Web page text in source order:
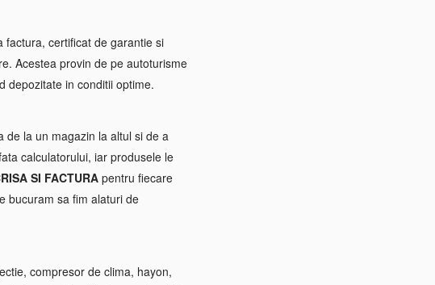
factura, certificat de garantie si
Acestea provin de pe autoturisme
depozitate in conditii optime.
de la un magazin la altul si de a
calculatorului, iar produsele le
SI FACTURA pentru fiecare
bucuram sa fim alaturi de
compresor de clima, hayon,